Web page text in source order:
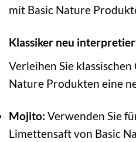
mit Basic Nature
Klassiker neu
Verleihen Sie
Nature Produkten eine
Mojito: Verwenden Sie
Limettensaft von Basic